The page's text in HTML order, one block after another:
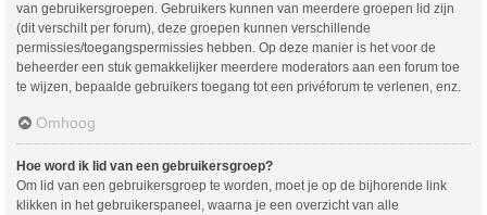
van gebruikersgroepen. Gebruikers kunnen van meerdere groepen lid zijn
(dit verschilt per forum), deze groepen kunnen verschillende
permissies/toegangspermissies hebben. Op deze manier is het voor de
beheerder een stuk gemakkelijker meerdere moderators aan een forum toe
te wijzen, bepaalde gebruikers toegang tot een privéforum te verlenen, enz.
Omhoog
Hoe word ik lid van een gebruikersgroep?
Om lid van een gebruikersgroep te worden, moet je op de bijhorende link
klikken in het gebruikerspaneel, waarna je een overzicht van alle